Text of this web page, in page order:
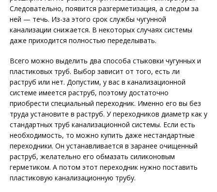
Следовательно, появится разгерметизация, а следом за
ней — течь. Из-за этого срок службы чугунной
канализации снижается. В некоторых случаях системы
даже приходится полностью переделывать.
Всего можно выделить два способа стыковки чугунных и
пластиковых труб. Выбор зависит от того, есть ли
раструб или нет. Допустим, у вас в канализационной
системе имеется раструб, поэтому достаточно
приобрести специальный переходник. Именно его вы без
труда установите в раструб. У переходников диаметр как у
стандартных труб канализационной системы. Если есть
необходимость, то можно купить даже нестандартные
переходники. Он устанавливается в заранее очищенный
раструб, желательно его обмазать силиконовым
герметиком. А потом этот переходник нужно поставить
пластиковую канализационную трубу.